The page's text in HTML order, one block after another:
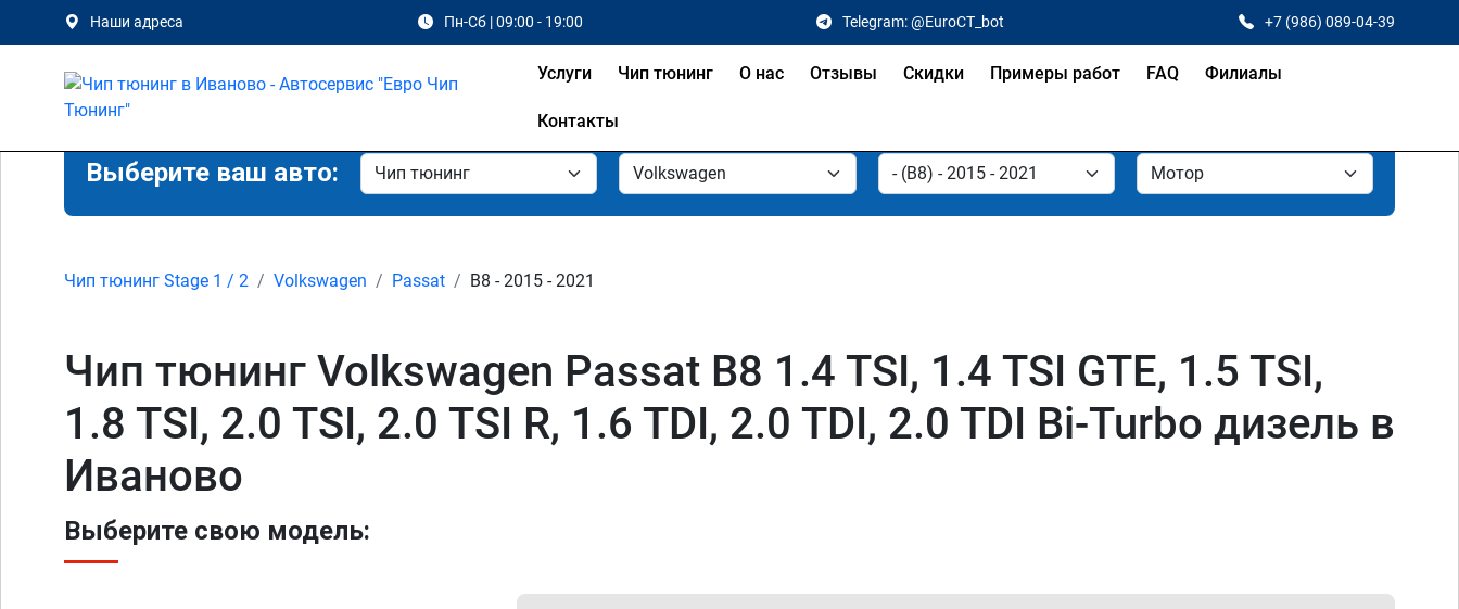
Наши адреса Пн-Сб | 09:00 - 19:00 Telegram: @EuroCT_bot +7 (986) 089-04-39
Услуги Чип тюнинг О нас Отзывы Скидки Примеры работ FAQ Филиалы
Контакты
Выберите ваш авто:
Чип тюнинг Stage 1 / 2 Volkswagen Passat B8 - 2015 - 2021
Чип тюнинг Volkswagen Passat B8 1.4 TSI, 1.4 TSI GTE, 1.5 TSI,
1.8 TSI, 2.0 TSI, 2.0 TSI R, 1.6 TDI, 2.0 TDI, 2.0 TDI Bi-Turbo дизель в
Иваново
Выберите свою модель: